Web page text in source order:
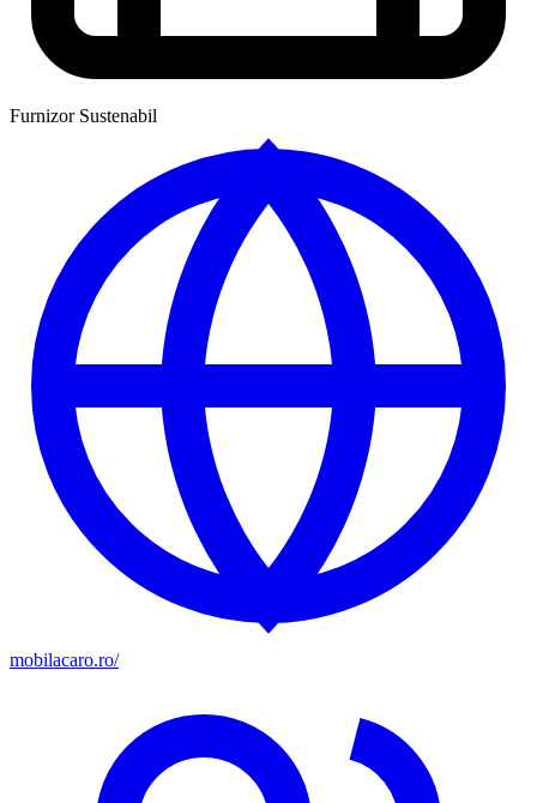
Furnizor Sustenabil
mobilacaro.ro/